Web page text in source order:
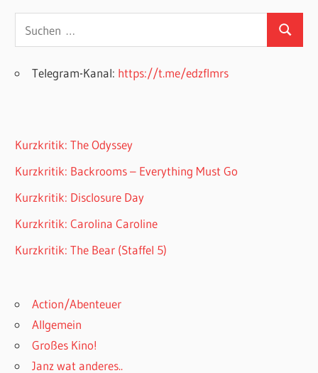
nach:
Suchen
Telegram-Kanal: https://t.me/edzflmrs
Kurzkritik: The Odyssey
Kurzkritik: Backrooms – Everything Must Go
Kurzkritik: Disclosure Day
Kurzkritik: Carolina Caroline
Kurzkritik: The Bear (Staffel 5)
Action/Abenteuer
Allgemein
Großes Kino!
Janz wat anderes..